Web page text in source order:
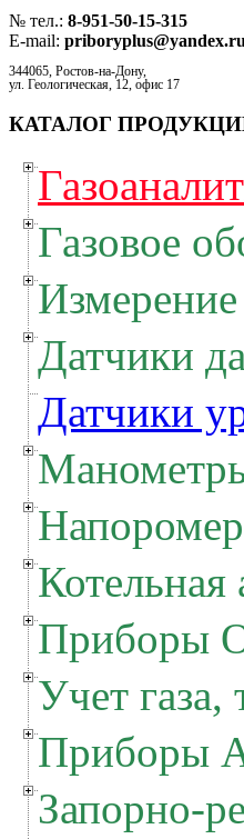
№ тел.: 8-951-50-15-315
E-mail: priboryplus@yandex.ru
344065, Ростов-на-Дону,
ул. Геологическая, 12, офис 17
КАТАЛОГ
Газовое
Датчики
Датчики
Котельная
Приборы
Учет газа,
Приборы
Запорно-